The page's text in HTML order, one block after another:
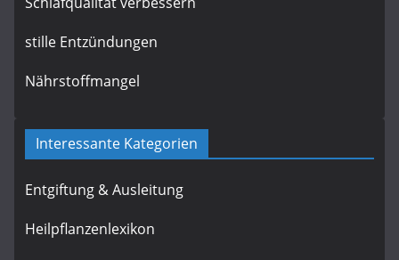
stille Entzündungen
Nährstoffmangel
Interessante Kategorien
Entgiftung & Ausleitung
Heilpflanzenlexikon